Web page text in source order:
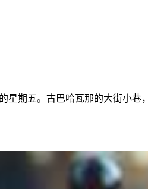
星期五。古巴哈瓦那的大街小